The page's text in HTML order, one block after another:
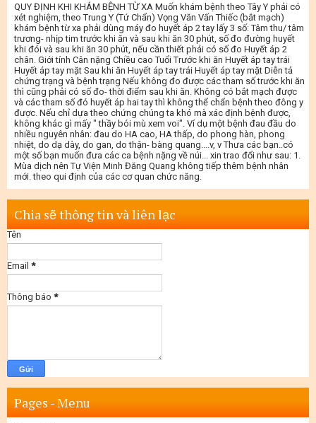
QUY ĐỊNH KHI KHÁM BỆNH TỪ XA Muốn khám bệnh theo Tây Y phải có
xét nghiệm, theo Trung Y (Tứ Chẩn) Vọng Văn Vấn Thiếc (bắt mạch)
khám bệnh từ xa phải dùng máy đo huyết áp 2 tay lấy 3 số: Tâm thu/ tâm
trương- nhịp tim trước khi ăn và sau khi ăn 30 phút, số đo đường huyết
khi đói và sau khi ăn 30 phút, nếu cần thiết phải có số đo Huyết áp 2
chân. Giới tính Cân nặng Chiều cao Tuổi Trước khi ăn Huyết áp tay trái
Huyết áp tay mặt Sau khi ăn Huyết áp tay trái Huyết áp tay mặt Diễn tả
chứng trạng và bệnh trạng Nếu không đo được các tham số trước khi ăn
thì cũng phải có số đo- thời điểm sau khi ăn. Không có bắt mạch được
và các tham số đó huyết áp hai tay thì không thể chẩn bệnh theo đông y
được. Nếu chỉ dựa theo chứng chúng ta khó mà xác định bệnh được,
không khác gì mấy " thầy bói mù xem voi". Ví dụ một bệnh đau đầu do
nhiều nguyên nhân: đau do HA cao, HA thấp, do phong hàn, phong
nhiệt, do dạ dày, do gan, do thận- bàng quang....v, v Thưa các bạn..có
một số bạn muốn đưa các ca bệnh nặng về núi... xin trao đổi như sau: 1.
Mùa dịch nên Tự Viện Minh Đăng Quang không tiếp thêm bệnh nhân
mới. theo qui định của các cơ quan chức năng.
Chia sẽ thông tin và liên lạc
Tên
Email *
Thông báo *
Pages - Menu